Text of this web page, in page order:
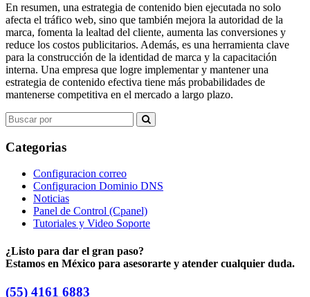
En resumen, una estrategia de contenido bien ejecutada no solo
afecta el tráfico web, sino que también mejora la autoridad de la
marca, fomenta la lealtad del cliente, aumenta las conversiones y
reduce los costos publicitarios. Además, es una herramienta clave
para la construcción de la identidad de marca y la capacitación
interna. Una empresa que logre implementar y mantener una
estrategia de contenido efectiva tiene más probabilidades de
mantenerse competitiva en el mercado a largo plazo.
Search
for:
Categorias
Configuracion correo
Configuracion Dominio DNS
Noticias
Panel de Control (Cpanel)
Tutoriales y Video Soporte
¿Listo para dar el gran paso?
Estamos en México para asesorarte y atender cualquier duda.
(55) 4161 6883